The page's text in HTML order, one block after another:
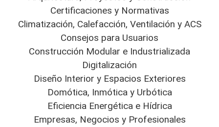
Certificaciones y Normativas
Climatización, Calefacción, Ventilación y ACS
Consejos para Usuarios
Construcción Modular e Industrializada
Digitalización
Diseño Interior y Espacios Exteriores
Domótica, Inmótica y Urbótica
Eficiencia Energética e Hídrica
Empresas, Negocios y Profesionales